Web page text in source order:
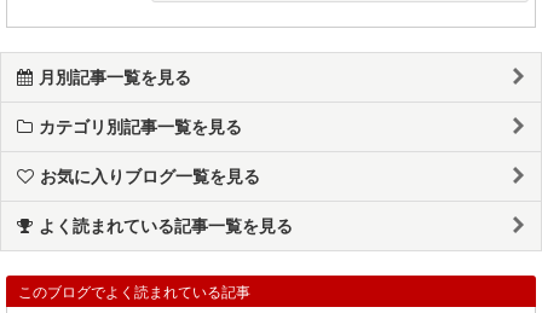
月別記事一覧を見る
カテゴリ別記事一覧を見る
お気に入りブログ一覧を見る
よく読まれている記事一覧を見る
このブログでよく読まれている記事